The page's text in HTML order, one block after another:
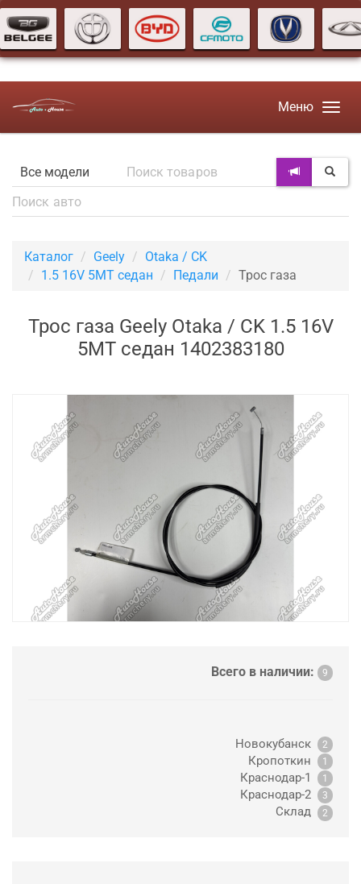
Меню
Каталог Geely
Otaka / CK
1.5 16V 5MT седан
Педали Трос газа
Трос газа Geely Otaka / CK 1.5 16V
5MT седан 1402383180
Всего в наличии: 9
Новокубанск 2
Кропоткин 1
Краснодар-1 1
Краснодар-2 3
Склад 2